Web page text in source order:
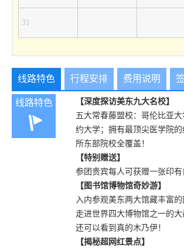
31
线路特色 行程安排 费用说明
线路特色
【深度探访美东九大名校】
五大常春藤盟校：哥伦比亚
约大学；拥有最顶尖医学院
所东部院校全覆盖！
【特别赠送】
参团贵宾每人可获赠一张印
【图书馆博物馆奇妙游】
入内参观美东两大馆藏丰富
走进世界四大博物馆之一的
还可以看到真的木乃伊！
【揭秘超网红景点】